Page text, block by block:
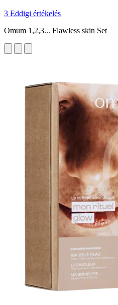
3 Eddigi értékelés
Omum 1,2,3... Flawless skin Set